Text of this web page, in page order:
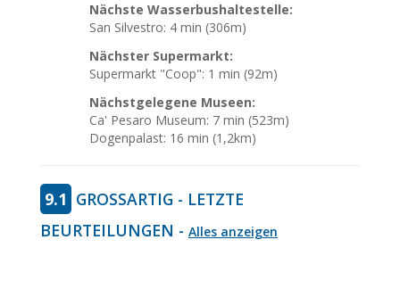
Nächste Wasserbushaltestelle:
San Silvestro: 4 min (306m)
Nächster Supermarkt:
Supermarkt "Coop": 1 min (92m)
Nächstgelegene Museen:
Ca' Pesaro Museum: 7 min (523m)
Dogenpalast: 16 min (1,2km)
9.1 GROSSARTIG - LETZTE B
EURTEILUNGEN - Alles anzeigen